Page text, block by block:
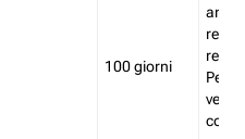
100 giorni